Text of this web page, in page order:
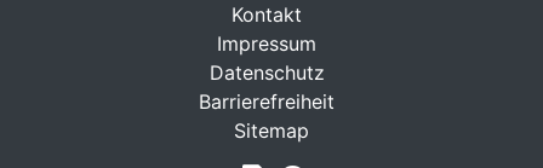
Kontakt
Impressum
Datenschutz
Barrierefreiheit
Sitemap